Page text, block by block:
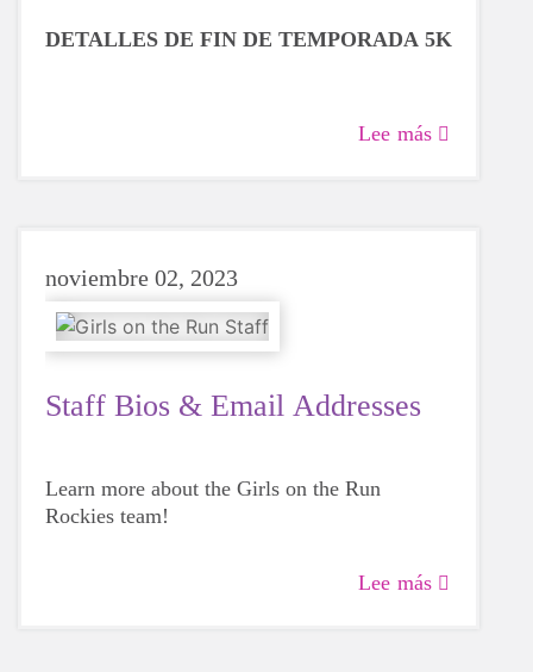
DETALLES DE FIN DE TEMPORADA 5K
Lee más
noviembre 02, 2023
Staff Bios & Email Addresses
Learn more about the Girls on the Run
Rockies team!
Lee más